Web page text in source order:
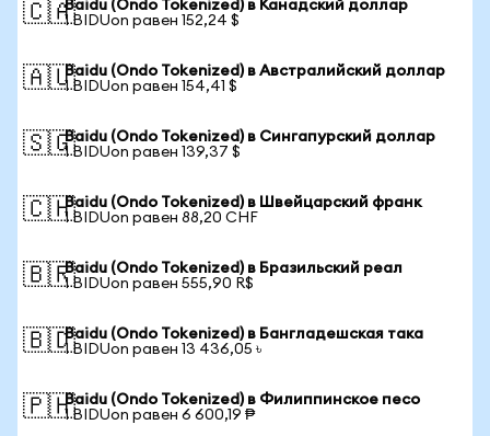
🇨🇦Baidu (Ondo Tokenized) в Канадский доллар
1 BIDUon равен 152,24 $
🇦🇺Baidu (Ondo Tokenized) в Австралийский доллар
1 BIDUon равен 154,41 $
🇸🇬Baidu (Ondo Tokenized) в Сингапурский доллар
1 BIDUon равен 139,37 $
🇨🇭Baidu (Ondo Tokenized) в Швейцарский франк
1 BIDUon равен 88,20 CHF
🇧🇷Baidu (Ondo Tokenized) в Бразильский реал
1 BIDUon равен 555,90 R$
🇧🇩Baidu (Ondo Tokenized) в Бангладешская така
1 BIDUon равен 13 436,05 ৳
🇵🇭Baidu (Ondo Tokenized) в Филиппинское песо
1 BIDUon равен 6 600,19 ₱